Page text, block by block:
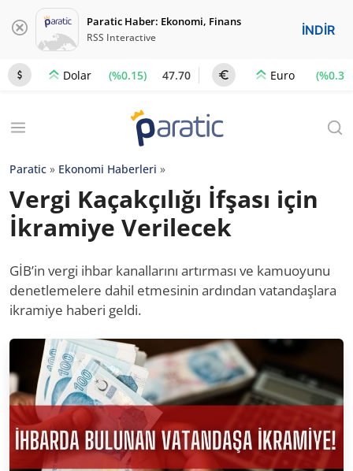
Paratic Haber: Ekonomi, Finans
RSS Interactive İNDİR
Dolar (%0.15) 47.70 Euro (%0.3)
Paratic » Ekonomi Haberleri »
Vergi Kaçakçılığı İfşası için
İkramiye Verilecek
GİB’in vergi ihbar kanallarını artırması ve kamuoyunu
denetlemelere dahil etmesinin ardından vatandaşlara
ikramiye haberi geldi.